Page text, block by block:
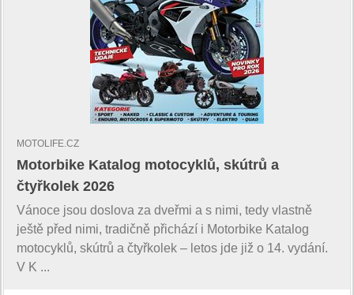
MOTOLIFE.CZ
Motorbike Katalog motocyklů, skútrů a
čtyřkolek 2026
Vánoce jsou doslova za dveřmi a s nimi, tedy vlastně
ještě před nimi, tradičně přichází i Motorbike Katalog
motocyklů, skútrů a čtyřkolek – letos jde již o 14. vydání.
V K ...